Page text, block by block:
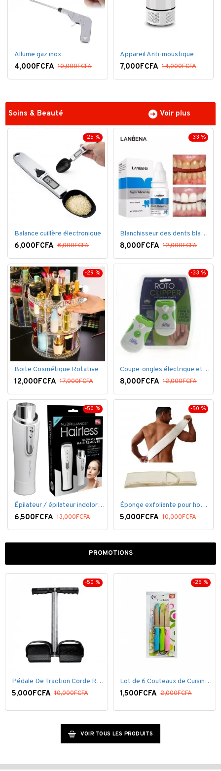
Allume gaz inox
4,000FCFA 10,000FCFA
Appareil Anti-moustique
7,000FCFA 14,000FCFA
Soins & Beauté Voir plus
-25 %
Balance cuillère électronique
6,000FCFA 8,000FCFA
-33 %
Blanchisseur des dents blanc éblouissant
8,000FCFA 12,000FCFA
-29 %
Boite Cosmétique Rotative
12,000FCFA 17,000FCFA
-33 %
Coupe-ongles électrique et lime électrique
8,000FCFA 12,000FCFA
-50 %
Épilateur / épilateur indolore NuBrilliance Ultimate pour femmes
6,500FCFA 13,000FCFA
-50 %
Éponge exfoliante pour homme
5,000FCFA 10,000FCFA
PROMOTIONS
-50 %
Pédale De Traction Corde Ressort avec poignée pédale de Pied
5,000FCFA 10,000FCFA
-25 %
Lot de 6 Couteaux de Cuisine ( 20,5cm ) - Inox Bleu Rose VERT
1,500FCFA 2,000FCFA
VOIR TOUS LES PRODUITS